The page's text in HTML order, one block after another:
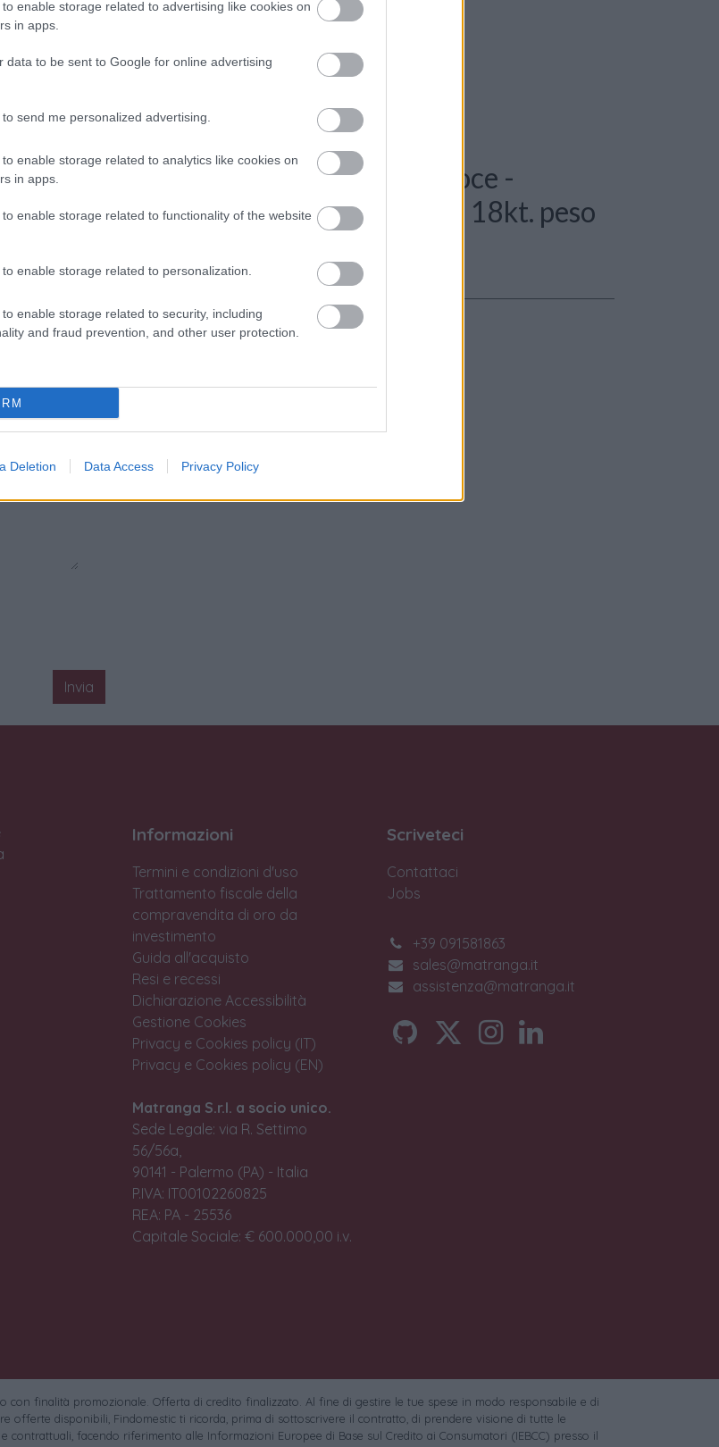
enable storage related to advertising like cookies on
in apps.
data to be sent to Google for online advertising
send me personalized advertising.
enable storage related to analytics like cookies on
in apps.
enable storage related to functionality of the website
enable storage related to personalization.
enable storage related to security, including
and fraud prevention, and other user protection.
Deletion Data Access Privacy Policy
Invia
Caratteristiche: Collana croce -
Brillanti 0,48ct. G-VS1, oro 18kt. peso
Informazioni
Termini e condizioni d'uso
Trattamento fiscale della
compravendita di oro da
investimento
Guida all'acquisto
Resi e recessi
Dichiarazione Accessibilità
Gestione Cookies
Privacy e Cookies policy (IT)
Privacy e Cookies policy (EN)
Matranga S.r.l. a socio unico.
Sede Legale: via R. Settimo
56/56a,
90141 - Palermo (PA) - Italia
P.IVA: IT00102260825
REA: PA - 25536
Capitale Sociale: € 600.000,00 i.v.
Scriveteci
Contattaci
Jobs
+39 091581863
sales@matranga.it
assistenza@matranga.it
con finalità promozionale. Offerta di credito finalizzato. Al fine di gestire le tue spese in modo responsabile e di
offerte disponibili, Findomestic ti ricorda, prima di sottoscrivere il contratto, di prendere visione di tutte le
contrattuali, facendo riferimento alle Informazioni Europee di Base sul Credito ai Consumatori (IEBCC) presso il